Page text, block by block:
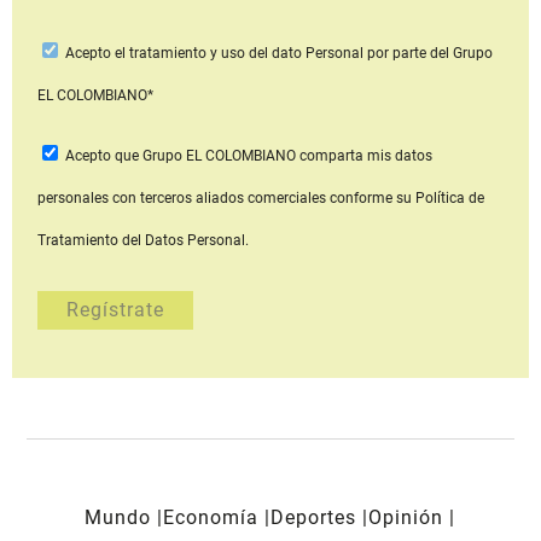
Acepto el tratamiento y uso del dato Personal por parte del Grupo
EL COLOMBIANO*
Acepto que Grupo EL COLOMBIANOcomparta mis datos
personales con terceros aliados comerciales conforme su Política de
Tratamiento del Datos Personal.
Mundo Economía Deportes Opinión